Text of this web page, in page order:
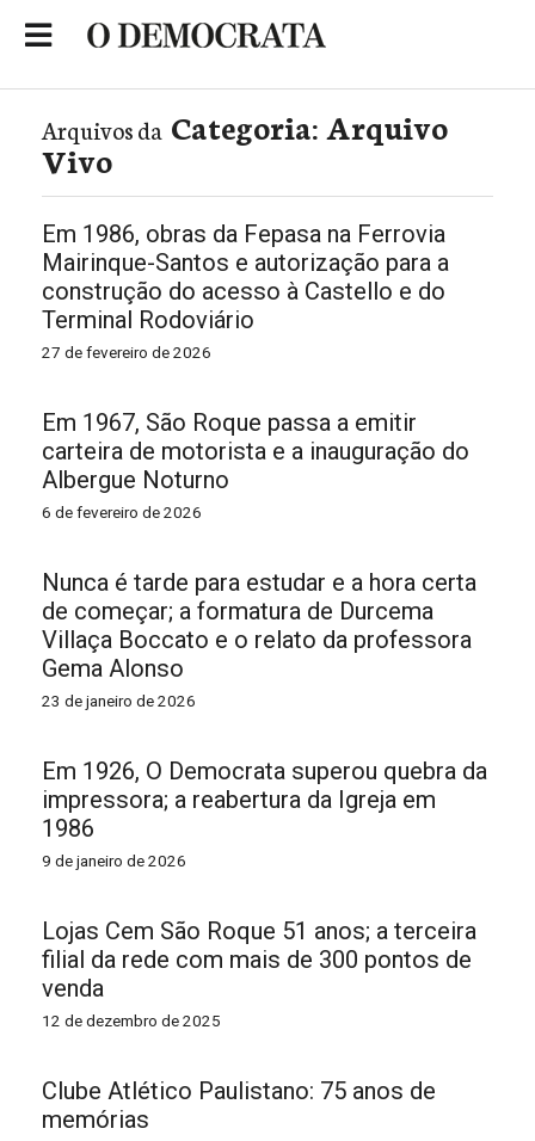
Arquivos da Categoria:Arquivo
Vivo
Em 1986, obras da Fepasa na Ferrovia
Mairinque-Santos e autorização para a
construção do acesso à Castello e do
Terminal Rodoviário
27 de fevereiro de 2026
Em 1967, São Roque passa a emitir
carteira de motorista e a inauguração do
Albergue Noturno
6 de fevereiro de 2026
Nunca é tarde para estudar e a hora certa
de começar; a formatura de Durcema
Villaça Boccato e o relato da professora
Gema Alonso
23 de janeiro de 2026
Em 1926, O Democrata superou quebra da
impressora; a reabertura da Igreja em
1986
9 de janeiro de 2026
Lojas Cem São Roque 51 anos; a terceira
filial da rede com mais de 300 pontos de
venda
12 de dezembro de 2025
Clube Atlético Paulistano: 75 anos de
memórias